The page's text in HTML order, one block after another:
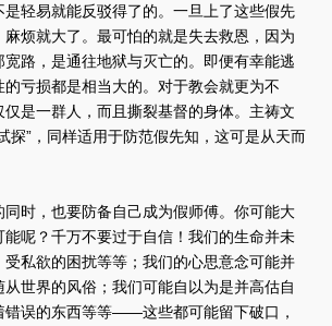
轻易就能反驳得了的。一旦上了这些假先
烦就大了。最可怕的就是失去救恩，因为
路，是通往地狱与灭亡的。即便有幸能逃
的亏损都是相当大的。对于教会就更为不
是一群人，而且撕裂基督的身体。主祷文
探”，同样适用于防范假先知，这可是从天而
时，也要防备自己成为假师傅。你可能大
呢？千万不要过于自信！我们的生命并未
受私欲的困扰等等；我们的心思意念可能并
世界的风俗；我们可能自以为是并高估自
错误的东西等等——这些都可能留下破口，